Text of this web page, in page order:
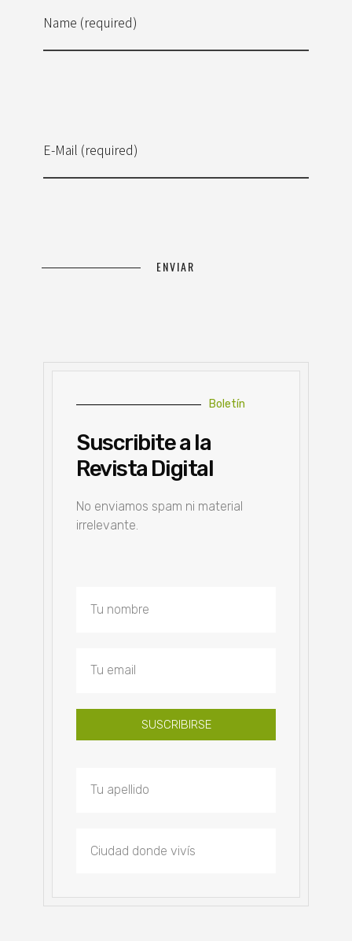
Name (required)
E-Mail (required)
Boletín
Suscribite a la
Revista Digital
No enviamos spam ni material
irrelevante.
SUSCRIBIRSE